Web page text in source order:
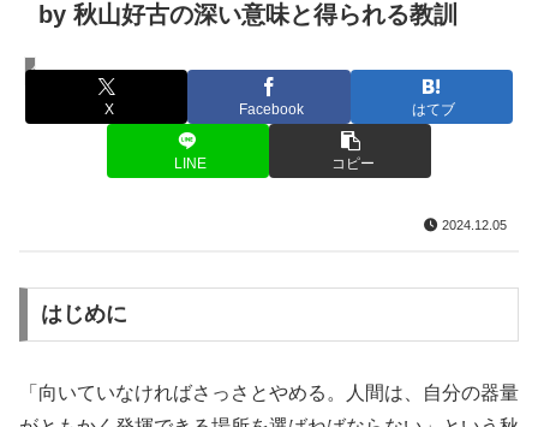
by 秋山好古の深い意味と得られる教訓
名言・格言
X Facebook はてブ
LINE コピー
2024.12.05
はじめに
「向いていなければさっさとやめる。人間は、自分の器量